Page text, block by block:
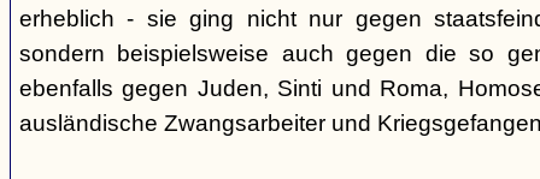
erheblich - sie ging nicht nur gegen
sondern beispielsweise auch gegen die so
ebenfalls gegen Juden, Sinti und Roma,
ausländische Zwangsarbeiter und